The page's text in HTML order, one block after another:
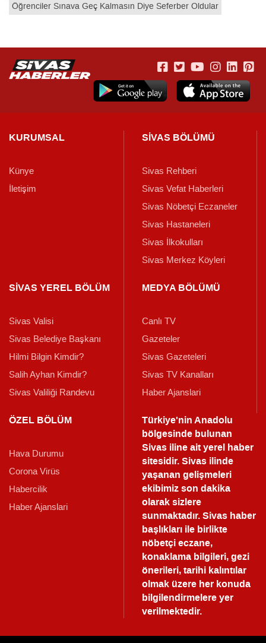
Öğrenciler Sınava Geç Kalmasın Diye Seferber Oldular
KURUMSAL
Künye
İletişim
SİVAS BÖLÜMÜ
Sivas Rehberi
Sivas Vefat Haberleri
Sivas Nöbetçi Eczaneler
Sivas Hastaneleri
Sivas İlkokulları
Sivas Merkez Köyleri
SİVAS YEREL BÖLÜM
Sivas Valisi
Sivas Belediye Başkanı
Hilmi Bilgin Kimdir?
Salih Ayhan Kimdir?
Sivas Valiliği Randevu
MEDYA BÖLÜMÜ
Canlı TV
Gazeteler
Sivas Gazeteleri
Sivas TV Kanalları
Haber Ajanslari
ÖZEL BÖLÜM
Hava Durumu
Corona Virüs
Habercilik
Haber Ajanslari
Türkiye'nin Anadolu
bölgesinde bulunan
Sivas iline ait yerel haber
sitesidir. Sivas ilinde
yaşanan gelişmeleri
ekibimiz son dakika
olarak sizlere
sunmaktadır.Sivas haber
başlıkları ile birlikte
nöbetçi eczane,
konaklama bilgileri, gezi
önerileri, tarihi kalıntılar
olmak üzere her konuda
bilgilendirmelere yer
verilmektedir.